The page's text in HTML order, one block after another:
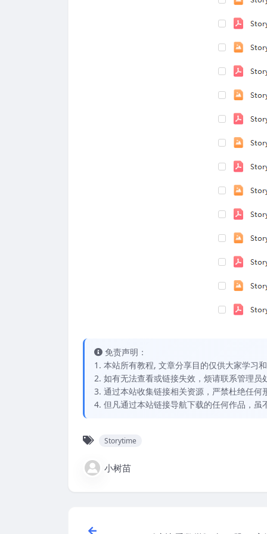
免责声明：
1. 本站所有教程, 文章分享目的仅供大家学习
2. 如有无法查看或链接失效，烦请联系管理
3. 通过本站收集链接相关资源，严禁杜绝任
4. 但凡通过本站链接导航下载的任何作品，
Storytime
小树苗